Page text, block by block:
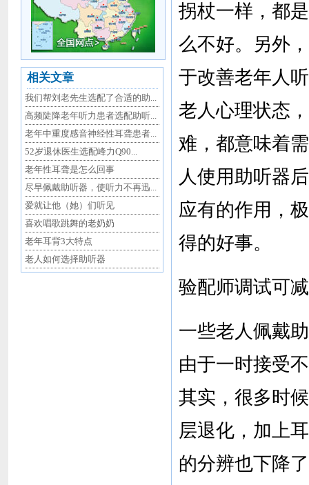
相关文章
我们帮刘老先生选配了合适的助...
高频陡降老年听力患者选配助听...
老年中重度感音神经性耳聋患者...
52岁退休医生选配峰力Q90...
老年性耳聋是怎么回事
尽早佩戴助听器，使听力不再迅...
爱就让他（她）们听见
喜欢唱歌跳舞的老奶奶
老年耳背3大特点
老人如何选择助听器
拐杖一样，都
么不好。另外
于改善老年人
老人心理状态
难，都意味着
人使用助听器
应有的作用，
得的好事。
验配师调试可
一些老人佩戴
由于一时接受
其实，很多时
层退化，加上
的分辨也下降